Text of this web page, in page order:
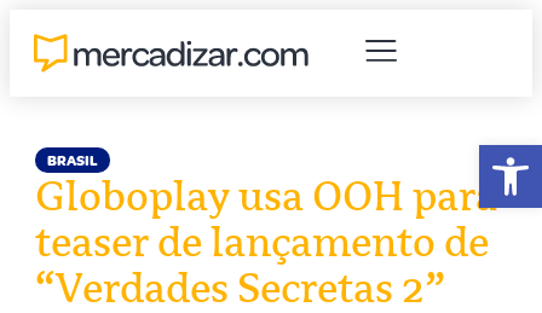
BRASIL
Globoplay usa OOH para
teaser de lançamento de
“Verdades Secretas 2”